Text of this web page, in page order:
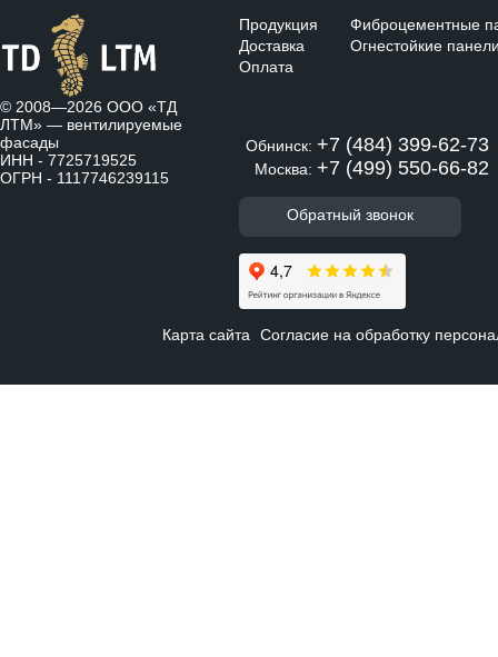
© 2008—2026 ООО «ТД
ЛТМ» — вентилируемые
фасады
ИНН - 7725719525
ОГРН - 1117746239115
Продукция
Доставка
Оплата
Фиброцементные
Огнестойкие
Обнинск: +7 (484) 399-62-73
Москва: +7 (499) 550-66-82
Обратный звонок
Карта сайта Согласие на обработку